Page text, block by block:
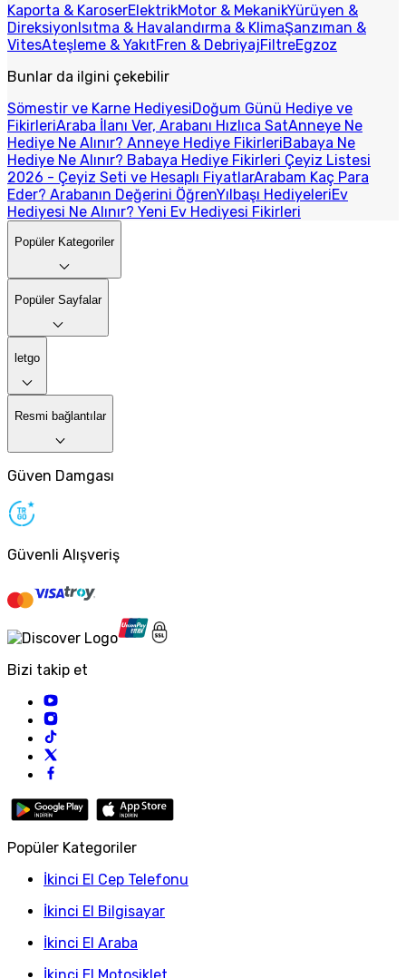
Kaporta & KaroserElektrikMotor & MekanikYürüyen &
DireksiyonIsıtma & Havalandırma & KlimaŞanzıman &
VitesAteşleme & YakıtFren & DebriyajFiltreEgzoz
Bunlar da ilgini çekebilir
Sömestir ve Karne HediyesiDoğum Günü Hediye ve
FikirleriAraba İlanı Ver, Arabanı Hızlıca SatAnneye Ne
Hediye Ne Alınır? Anneye Hediye FikirleriBabaya Ne
Hediye Ne Alınır? Babaya Hediye Fikirleri Çeyiz Listesi
2026 - Çeyiz Seti ve Hesaplı FiyatlarArabam Kaç Para
Eder? Arabanın Değerini ÖğrenYılbaşı HediyeleriEv
Hediyesi Ne Alınır? Yeni Ev Hediyesi Fikirleri
Popüler Kategoriler
Popüler Sayfalar
letgo
Resmi bağlantılar
Güven Damgası
Güvenli Alışveriş
Bizi takip et
Popüler Kategoriler
İkinci El Cep Telefonu
İkinci El Bilgisayar
İkinci El Araba